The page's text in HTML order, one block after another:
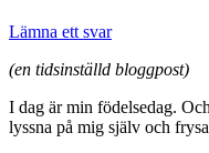
Lämna ett svar
(en tidsinställd bloggpost)
I dag är min födelsedag.
lyssna på mig själv och